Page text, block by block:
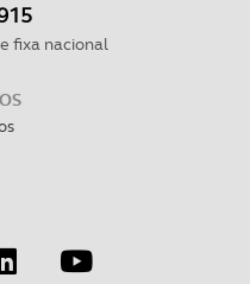
fixa nacional